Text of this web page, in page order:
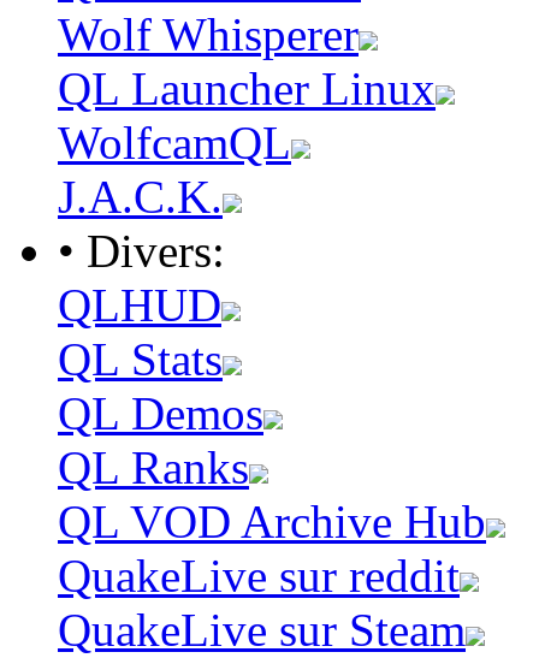
Wolf Whisperer
QL Launcher Linux
WolfcamQL
J.A.C.K.
• Divers:
QLHUD
QL Stats
QL Demos
QL Ranks
QL VOD Archive Hub
QuakeLive sur reddit
QuakeLive sur Steam